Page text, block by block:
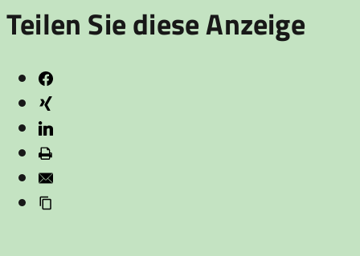
Teilen Sie diese Anzeige